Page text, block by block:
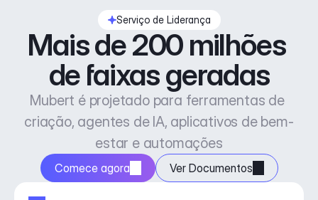
Serviço de Liderança
Mais de 200 milhões
de faixas geradas
Mubert é projetado para ferramentas de
criação, agentes de IA, aplicativos de bem-
estar e automações
Comece agora Ver Documentos